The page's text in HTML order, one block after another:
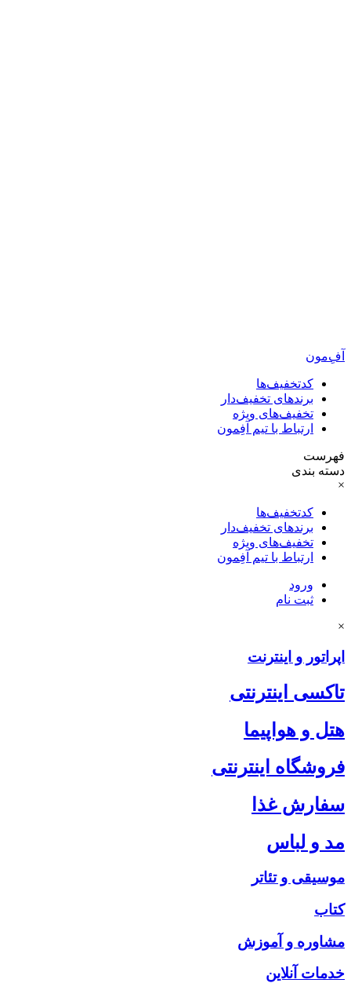
آفِ‌مون
کدتخفیف‌ها
برندهای تخفیف‌دار
تخفیف‌های ویژه
ارتباط با تیم آفِمون
فهرست
دسته بندی
×
کدتخفیف‌ها
برندهای تخفیف‌دار
تخفیف‌های ویژه
ارتباط با تیم آفِمون
ورود
ثبت نام
×
اپراتور و اینترنت
تاکسی اینترنتی
هتل و هواپیما
فروشگاه اینترنتی
سفارش غذا
مد و لباس
موسیقی و تئاتر
کتاب
مشاوره و آموزش
خدمات آنلاین